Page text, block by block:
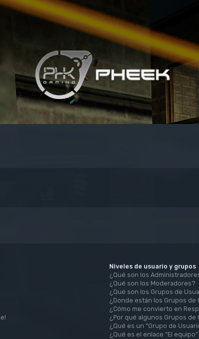
Niveles de usuario y grupos
¿Qué son los
¿Qué son los Moderadores?
¿Qué son los Grupos de
¿Donde están los Grupos de
¿Cómo me convierto en
¿Por qué algunos Grupos
¿Qué es un “Grupo de
¿Qué es el enlace “El